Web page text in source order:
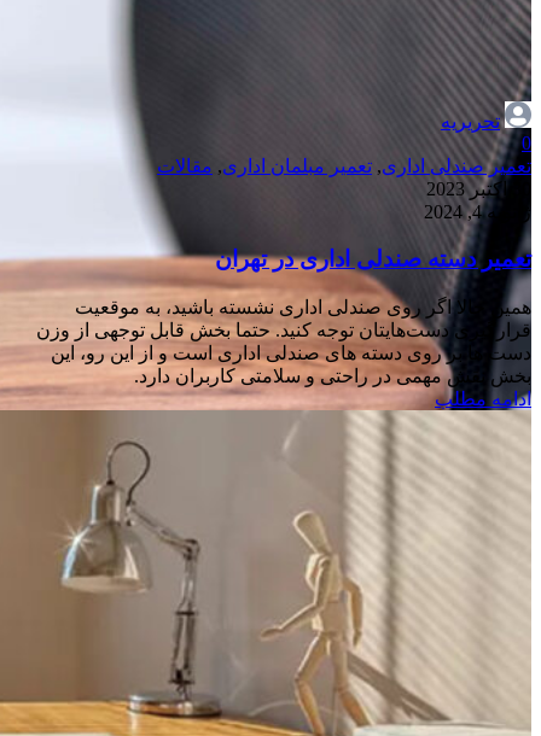
تحریریه
0
تعمیر صندلی اداری, تعمیر مبلمان اداری, مقالات
ژانویه 4, 2024
تعمیر دسته صندلی اداری در تهران
همین حالا اگر روی صندلی اداری نشسته باشید، به موقعیت
قرارگیری دست‌هایتان توجه کنید. حتما بخش قابل توجهی از وزن
دست ها بر روی دسته های صندلی اداری است و از این رو، این
بخش نقش مهمی در راحتی و سلامتی کاربران دارد.
ادامه مطلب